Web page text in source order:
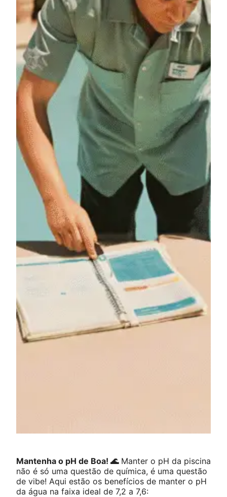
Mantenha o pH de Boa! 🌊Manter o pH da piscina
não é só uma questão de química, é uma questão
de vibe! Aqui estão os benefícios de manter o pH
da água na faixa ideal de 7,2 a 7,6: